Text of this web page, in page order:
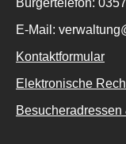
E-Mail:
Kontaktformular
Elektronische